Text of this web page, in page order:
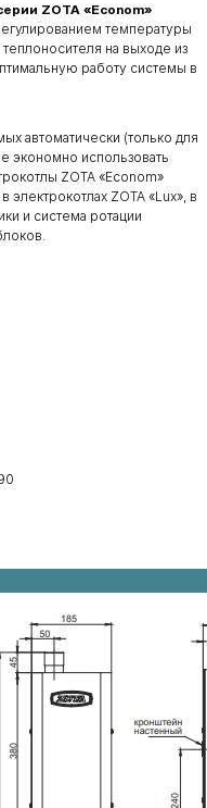
ZOTA «Econom»
температуры
на выходе из
работу системы в
автоматически (только для
экономно использовать
ZOTA «Econom»
электрокотлах ZOTA «Lux», в
и система ротации